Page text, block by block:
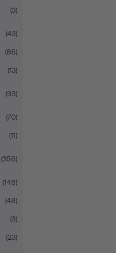
(3)
(43)
(86)
(13)
(93)
(70)
(11)
(356)
(146)
(48)
(3)
(23)